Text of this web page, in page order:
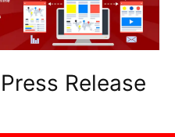
Release